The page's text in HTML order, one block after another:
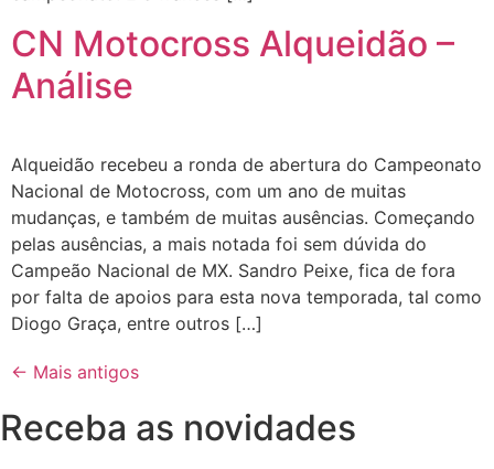
CN Motocross Alqueidão –
Análise
Alqueidão recebeu a ronda de abertura do Campeonato
Nacional de Motocross, com um ano de muitas
mudanças, e também de muitas ausências. Começando
pelas ausências, a mais notada foi sem dúvida do
Campeão Nacional de MX. Sandro Peixe, fica de fora
por falta de apoios para esta nova temporada, tal como
Diogo Graça, entre outros […]
← Mais antigos
Receba as novidades